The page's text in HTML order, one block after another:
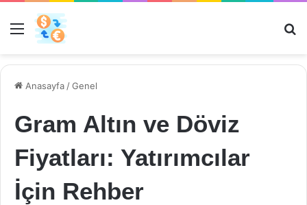
Menü
Anasayfa /Genel
Gram Altın ve Döviz
Fiyatları: Yatırımcılar
İçin Rehber